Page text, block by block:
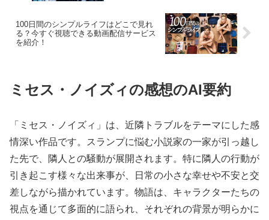
100日間のシンプルライフはどこで見れ
る？今すぐ視聴できる動画配信サービス
を紹介！
ミセス・ノイズィの感想のAI要約
「ミセス・ノイズィ」は、近隣トラブルをテーマにした感
情深い作品です。スランプに悩む小説家の一家が引っ越し
た先で、隣人との騒動が展開されます。特に隣人の行動が
引き起こす様々な出来事が、日常の小さな幸せや不安と交
差しながら描かれています。物語は、キャラクターたちの
視点を通じて多面的に語られ、それぞれの背景が明らかに